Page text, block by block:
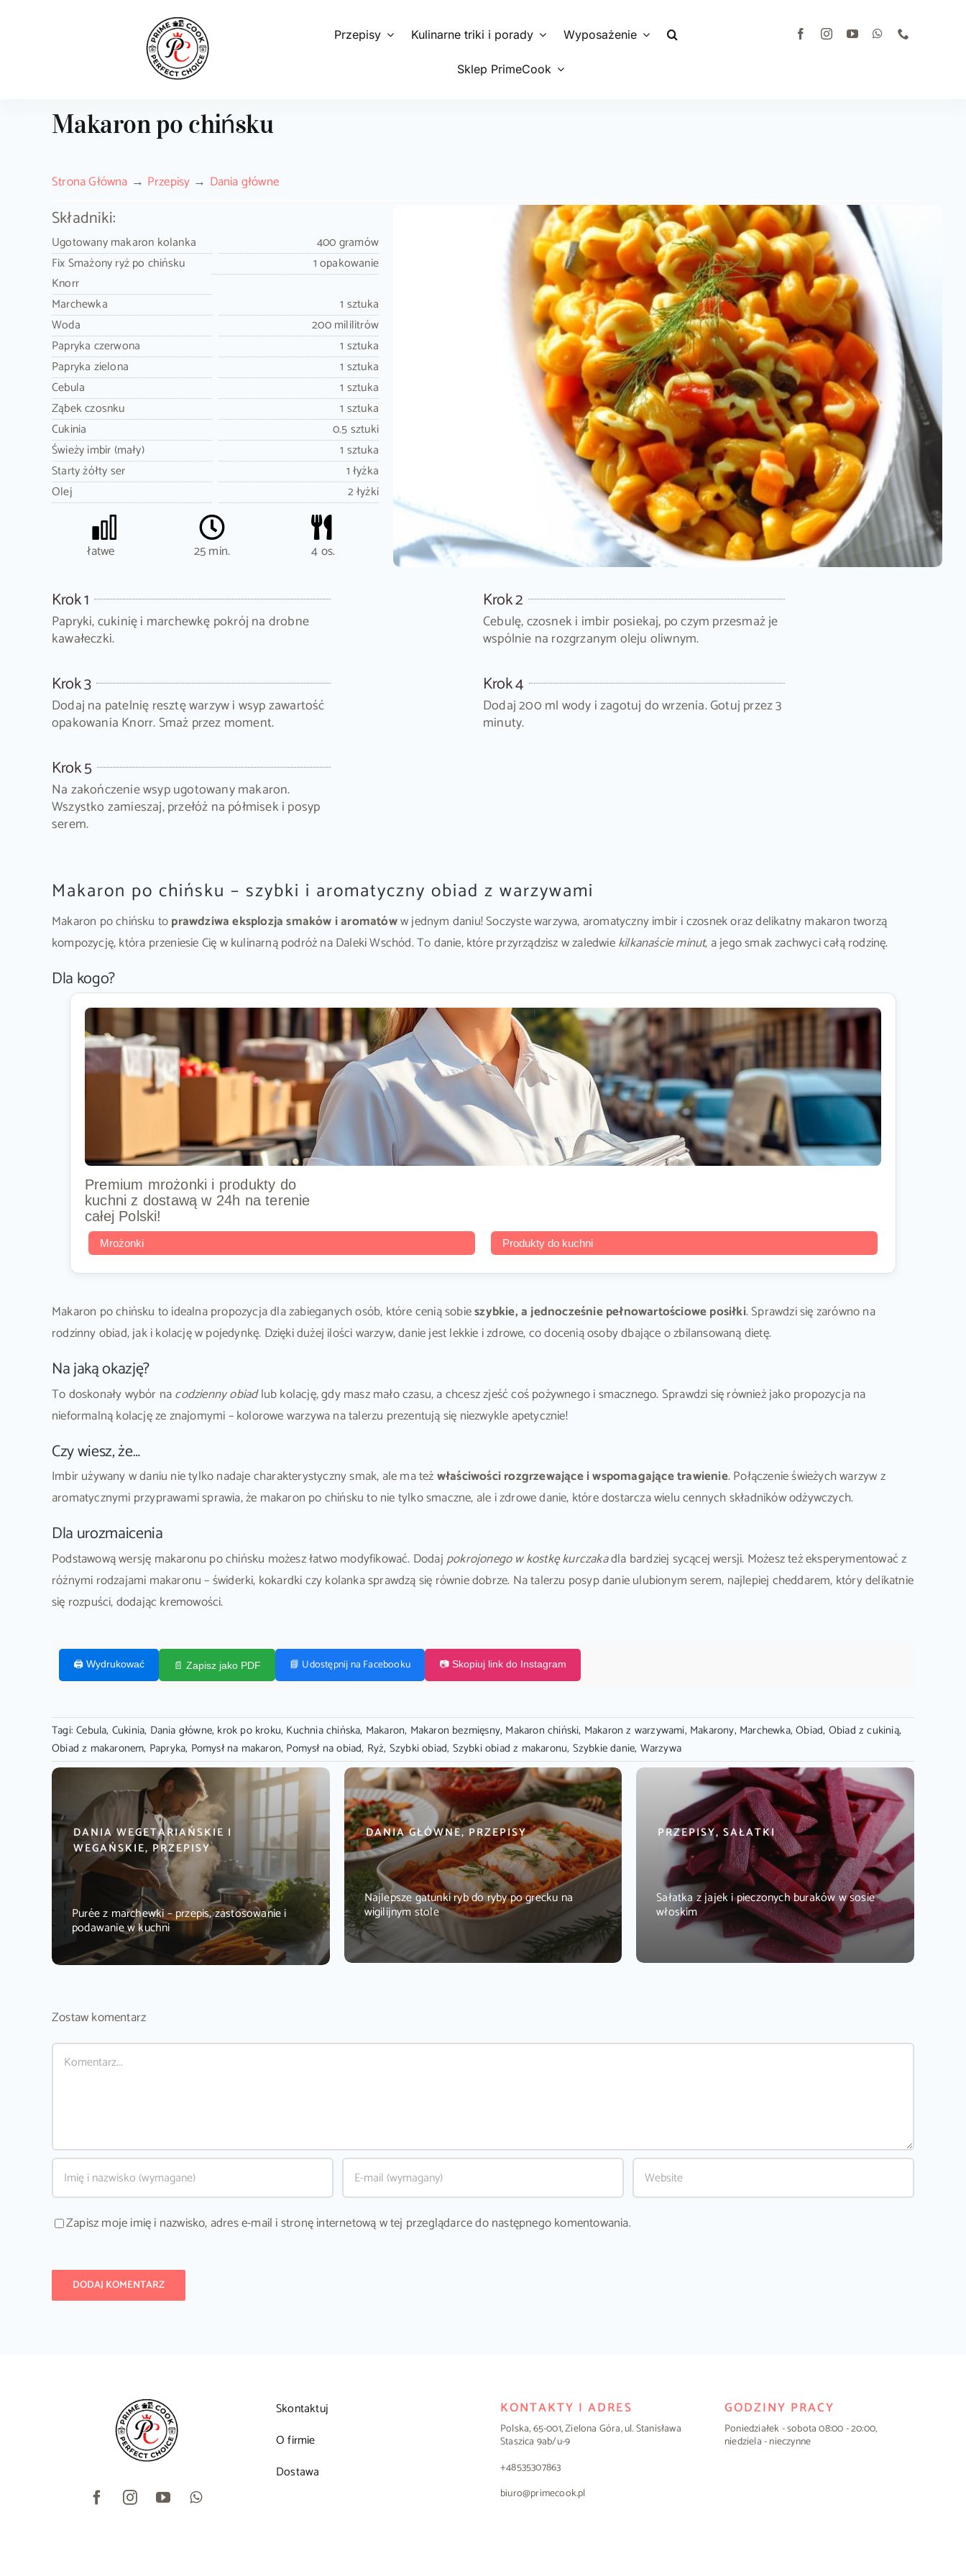
Przepisy Kulinarne triki i porady Wyposażenie
Sklep PrimeCook
Makaron po chińsku
Strona Główna Przepisy Dania główne
Składniki:
Ugotowany makaron kolanka
400 gramów
Fix Smażony ryż po chińsku
Knorr
1 opakowanie
Marchewka
1 sztuka
Woda
200 mililitrów
Papryka czerwona
1 sztuka
Papryka zielona
1 sztuka
Cebula
1 sztuka
Ząbek czosnku
1 sztuka
Cukinia
0.5 sztuki
Świeży imbir (mały)
1 sztuka
Starty żółty ser
1 łyżka
Olej
2 łyżki
łatwe 25 min. 4 os.
Krok 1
Papryki, cukinię i marchewkę pokrój na drobne
kawałeczki.
Krok 2
Cebulę, czosnek i imbir posiekaj, po czym przesmaż je
wspólnie na rozgrzanym oleju oliwnym.
Krok 3
Dodaj na patelnię resztę warzyw i wsyp zawartość
opakowania Knorr. Smaż przez moment.
Krok 4
Dodaj 200 ml wody i zagotuj do wrzenia. Gotuj przez 3
minuty.
Krok 5
Na zakończenie wsyp ugotowany makaron.
Wszystko zamieszaj, przełóż na półmisek i posyp
serem.
Makaron po chińsku – szybki i aromatyczny obiad z warzywami
Makaron po chińsku toprawdziwa eksplozja smaków i aromatóww jednym daniu! Soczyste warzywa, aromatyczny imbir i czosnek oraz delikatny makaron tworzą
kompozycję, która przeniesie Cię w kulinarną podróż na Daleki Wschód. To danie, które przyrządzisz w zaledwiekilkanaście minut, a jego smak zachwyci całą rodzinę.
Dla kogo?
Premium mrożonki i produkty do
kuchni z dostawą w 24h na terenie
całej Polski!
Mrożonki Produkty do kuchni
Makaron po chińsku to idealna propozycja dla zabieganych osób, które cenią sobieszybkie, a jednocześnie pełnowartościowe posiłki. Sprawdzi się zarówno na
rodzinny obiad, jak i kolację w pojedynkę. Dzięki dużej ilości warzyw, danie jest lekkie i zdrowe, co docenią osoby dbające o zbilansowaną dietę.
Na jaką okazję?
To doskonały wybór nacodzienny obiadlub kolację, gdy masz mało czasu, a chcesz zjeść coś pożywnego i smacznego. Sprawdzi się również jako propozycja na
nieformalną kolację ze znajomymi – kolorowe warzywa na talerzu prezentują się niezwykle apetycznie!
Czy wiesz, że…
Imbir używany w daniu nie tylko nadaje charakterystyczny smak, ale ma teżwłaściwości rozgrzewające i wspomagające trawienie. Połączenie świeżych warzyw z
aromatycznymi przyprawami sprawia, że makaron po chińsku to nie tylko smaczne, ale i zdrowe danie, które dostarcza wielu cennych składników odżywczych.
Dla urozmaicenia
Podstawową wersję makaronu po chińsku możesz łatwo modyfikować. Dodajpokrojonego w kostkę kurczakadla bardziej sycącej wersji. Możesz też eksperymentować z
różnymi rodzajami makaronu – świderki, kokardki czy kolanka sprawdzą się równie dobrze. Na talerzu posyp danie ulubionym serem, najlepiej cheddarem, który delikatnie
się rozpuści, dodając kremowości.
🖨️ Wydrukować 📄 Zapisz jako PDF 📘 Udostępnij na Facebooku 📷 Skopiuj link do Instagram
Tagi:Cebula, Cukinia, Dania główne, krok po kroku, Kuchnia chińska, Makaron, Makaron bezmięsny, Makaron chiński, Makaron z warzywami, Makarony, Marchewka,Obiad, Obiad z cukinią,
Obiad z makaronem, Papryka, Pomysł na makaron, Pomysł na obiad, Ryż, Szybki obiad, Szybki obiad z makaronu, Szybkie danie, Warzywa
DANIA WEGETARIAŃSKIE I
WEGAŃSKIE, PRZEPISY
Purée z marchewki – przepis, zastosowanie i
podawanie w kuchni
DANIA GŁÓWNE, PRZEPISY
Najlepsze gatunki ryb do ryby po grecku na
wigilijnym stole
PRZEPISY, SAŁATKI
Sałatka z jajek i pieczonych buraków w sosie
włoskim
Zostaw komentarz
Comment
Zapisz moje imię i nazwisko, adres e-mail i stronę internetową w tej przeglądarce do następnego komentowania.
Skontaktuj
O firmie
Dostawa
KONTAKTY I ADRES
Polska, 65-001, Zielona Góra, ul. Stanisława
Staszica 9ab/u-9
+48535307863
biuro@primecook.pl
GODZINY PRACY
Poniedziałek - sobota 08:00 - 20:00,
niedziela - nieczynne